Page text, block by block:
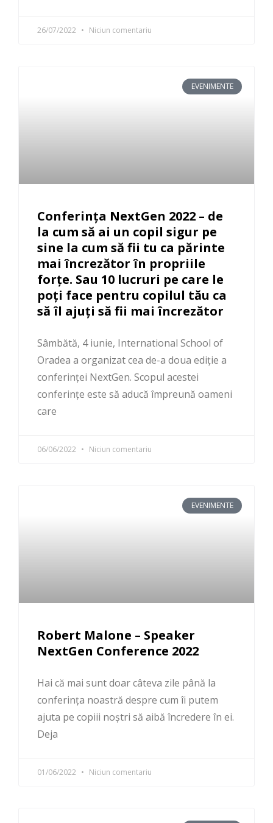
26/07/2022 Niciun comentariu
EVENIMENTE
Conferința NextGen 2022 – de
la cum să ai un copil sigur pe
sine la cum să fii tu ca părinte
mai încrezător în propriile
forțe. Sau 10 lucruri pe care le
poți face pentru copilul tău ca
să îl ajuți să fii mai încrezător
Sâmbătă, 4 iunie, International School of
Oradea a organizat cea de-a doua ediție a
conferinței NextGen. Scopul acestei
conferințe este să aducă împreună oameni
care
06/06/2022 Niciun comentariu
EVENIMENTE
Robert Malone – Speaker
NextGen Conference 2022
Hai că mai sunt doar câteva zile până la
conferința noastră despre cum îi putem
ajuta pe copiii noștri să aibă încredere în ei.
Deja
01/06/2022 Niciun comentariu